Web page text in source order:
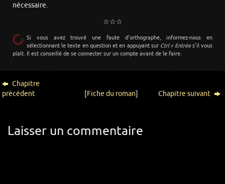
nécessaire.
☆☆☆
Si vous avez trouvé une faute d’orthographe, informez-nous en
sélectionnant le texte en question et en appuyant sur Ctrl + Entrées’il vous
plaît. Il est conseillé de se connecter sur un compte avant de le faire.
Chapitre
précédent
[Fiche du roman] Chapitre suivant
Laisser un commentaire